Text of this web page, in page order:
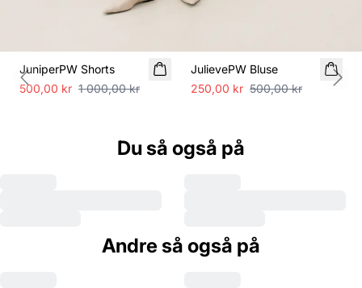
JuniperPW Shorts
500,00 kr 1 000,00 kr
JulievePW Bluse
250,00 kr 500,00 kr
Previous slide
Du så også på
Andre så også på